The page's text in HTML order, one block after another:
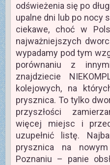
odświeżenia się po
upalne dni lub po nocy
ciekawe, choć w
najważniejszych
wypadamy pod tym
porównaniu z
znajdziecie
kolejowych, na
prysznica. To tylko
przyszłości
więcej miejsc i
uzupełnić listę.
prysznica na
Poznaniu – panie